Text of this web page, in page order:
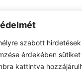
szabott
érdekében
kattintva